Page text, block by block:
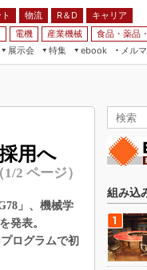
物流 R＆D
キャリア
電機 産業機械 食品・薬品
展示会
特集
ebook
メル
用へ
1/2 ページ）
」、機械学
発表。
ログラムで初
組み込